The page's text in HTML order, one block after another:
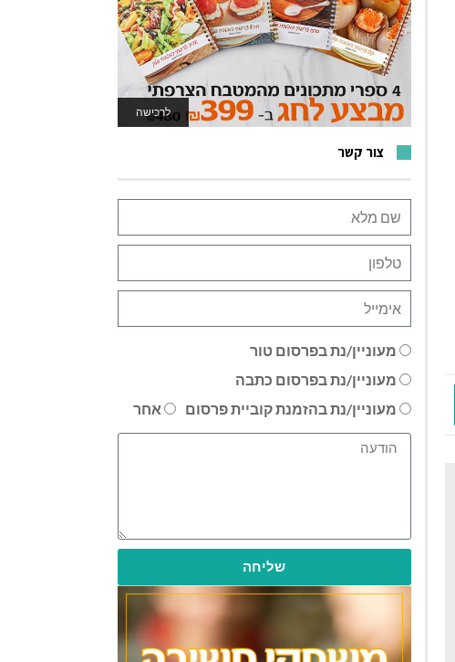
לרכישה
לאתר המשחקים
צור קשר
מעוניין/נת בפרסום טור
מעוניין/נת בפרסום כתבה
מעוניין/נת בהזמנת קוביית פרסום
אחר
שליחה